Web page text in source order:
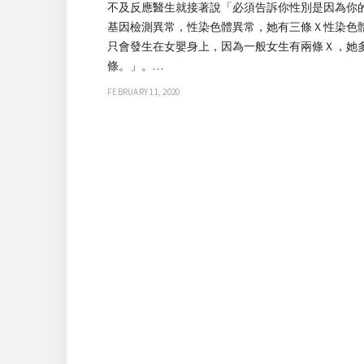
不及反應醫生就接著說「必須告訴你性別是因為你
基因檢測異常，性染色體異常，她有三條Ｘ性染色
只會發生在女嬰身上，因為一般女生有兩條Ｘ，她
條。」。…
FEBRUARY 11, 2020